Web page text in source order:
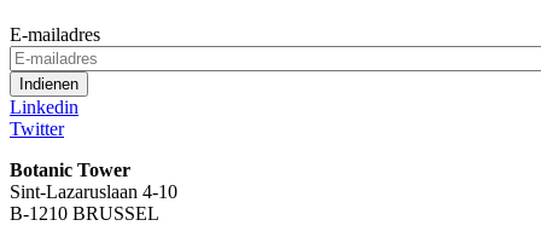
E-mailadres
Linkedin
Twitter
Botanic Tower
Sint-Lazaruslaan 4-10
B-1210 BRUSSEL